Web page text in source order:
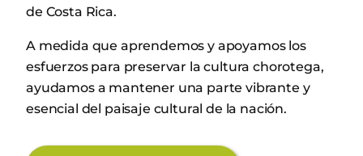
de Costa Rica.
A medida que aprendemos y apoyamos los
esfuerzos para preservar la cultura chorotega,
ayudamos a mantener una parte vibrante y
esencial del paisaje cultural de la nación.